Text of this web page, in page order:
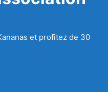
et profitez de 30